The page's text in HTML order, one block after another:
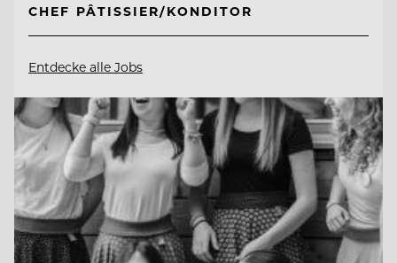
CHEF PÂTISSIER/KONDITOR
Entdecke alle Jobs